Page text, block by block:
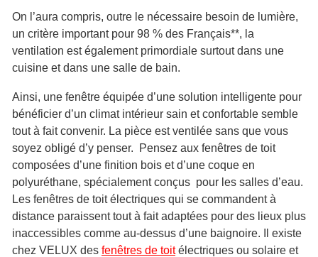
On l’aura compris, outre le nécessaire besoin de lumière,
un critère important pour 98 % des Français**, la
ventilation est également primordiale surtout dans une
cuisine et dans une salle de bain.
Ainsi, une fenêtre équipée d’une solution intelligente pour
bénéficier d’un climat intérieur sain et confortable semble
tout à fait convenir. La pièce est ventilée sans que vous
soyez obligé d’y penser. Pensez aux fenêtres de toit
composées d’une finition bois et d’une coque en
polyuréthane, spécialement conçus pour les salles d’eau.
Les fenêtres de toit électriques qui se commandent à
distance paraissent tout à fait adaptées pour des lieux plus
inaccessibles comme au-dessus d’une baignoire. Il existe
chez VELUX des fenêtres de toitélectriques ou solaire et